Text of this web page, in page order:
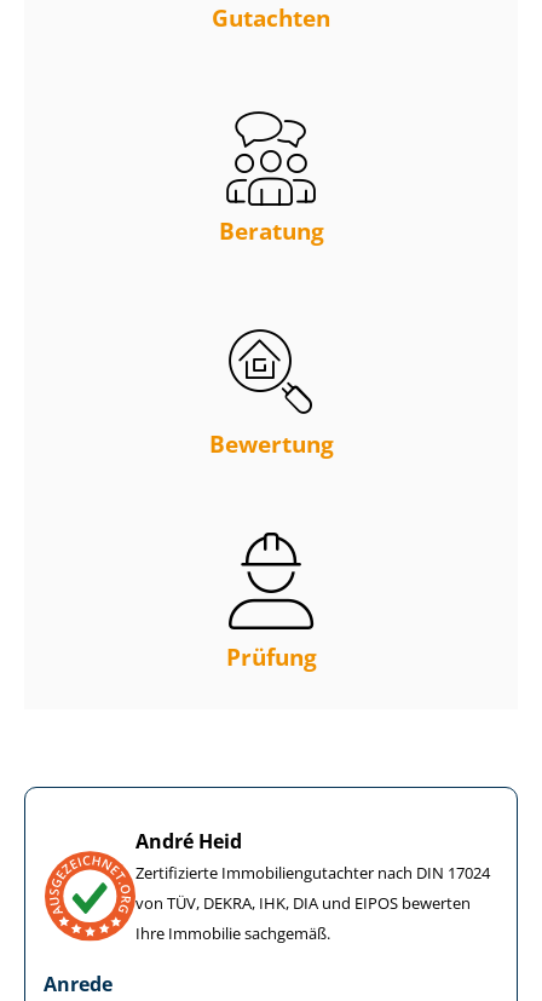
Gutachten
Beratung
Bewertung
Prüfung
André Heid
Zertifizierte Im­mo­bi­li­en­gut­ach­ter nach DIN 17024
von TÜV, DEKRA, IHK, DIA und EIPOS bewerten
Ihre Immobilie sachgemäß.
Anrede